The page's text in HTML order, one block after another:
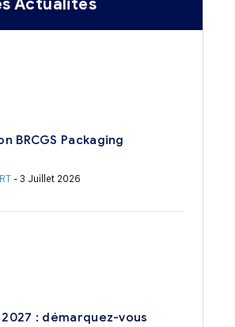
Actualités
BRCGS Packaging
- 3 Juillet 2026
: démarquez-vous